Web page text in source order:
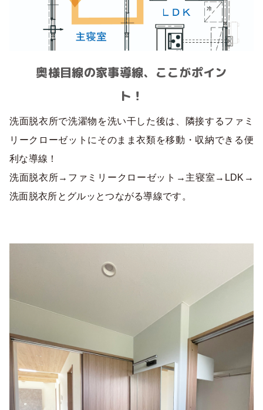
奥様目線の家事導線、ここがポイン
ト！
洗面脱衣所で洗濯物を洗い干した後は、隣接するファミ
リークローゼットにそのまま衣類を移動・収納できる便
利な導線！
洗面脱衣所→ファミリークローゼット→主寝室→LDK→
洗面脱衣所とグルッとつながる導線です。